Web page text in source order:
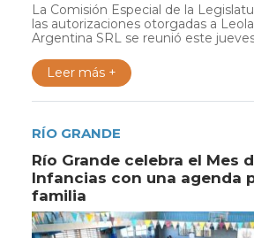
La Comisión Especial de la
las autorizaciones otorgadas a
Argentina SRL se reunió este
Leer más +
RÍO GRANDE
Río Grande celebra el Mes
Infancias con una agenda
familia